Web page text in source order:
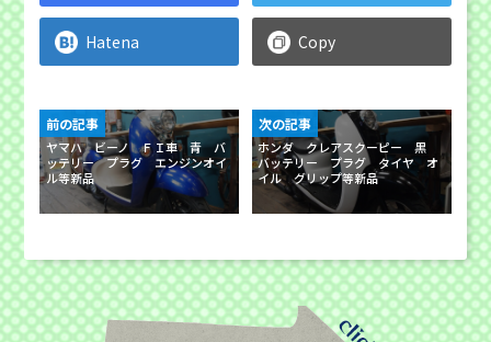
Hatena Copy
ヤマハ ビーノ ＦＩ車 青 バ
ッテリー プラグ エンジンオイ
ル等新品
前の記事
ホンダ クレアスクーピー 黒
バッテリー プラグ タイヤ オ
イル グリップ等新品
次の記事